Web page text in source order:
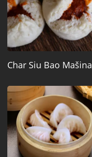
Char Siu Bao Mašina